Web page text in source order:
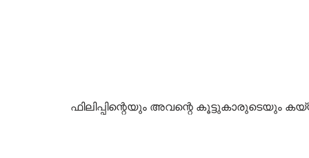
ഫിലിപ്പിന്റെയും അവന്റെ കൂട്ടുകാരുടെയും